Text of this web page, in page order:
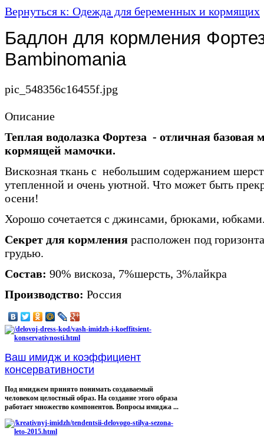
Вернуться к: Одежда для беременных и кормящих
Бадлон для кормления
Bambinomania
pic_548356c16455f.jpg
Описание
Теплая водолазка Фортеза - отличная базовая
кормящей мамочки.
Вискозная ткань с небольшим содержанием
утепленной и очень уютной. Что может быть
осени!
Хорошо сочетается с джинсами, брюками,
Секрет для кормления расположен под
грудью.
Состав: 90% вискоза, 7%шерсть, 3%лайкра
Производство: Россия
Ваш имидж и коэффициент
консервативности
Под имиджем принято понимать создаваемый
человеком целостный образ. На создание этого образа
работает множество компонентов. Вопросы имиджа ...